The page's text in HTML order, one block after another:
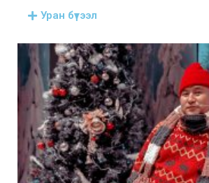
Уран бүтээл